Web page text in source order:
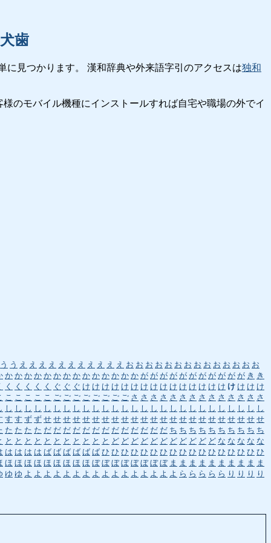
歯
見つかります。 漢和辞典や外来語字引のアクセスは独和
様のモバイル機種にインストールすれば自宅や職場の外でイ
う う え え え え え え え え え え え お お お お お お お お お お お お お お
か か か か か か か か か か か か か か が が が が が が が が が が が き き
く く く く く ぐ ぐ ぐ け け け け け け け け け け け け け け け け け け け
こ こ こ こ こ ご ご ご ご ご ご ご ご さ さ さ さ さ さ さ さ さ さ さ さ さ さ
し し し し し し し し し し し し し し し し し し し し し し し し し し し
す す ず ず せ せ せ せ せ せ せ せ せ せ せ せ せ せ せ せ せ せ せ せ せ せ せ
た た た た だ だ だ だ だ だ だ だ だ だ だ だ だ ち ち ち ち ち ち ち ち ち ち
と と と と と と と と と と と ど ど ど ど ど ど ど ど ど ど ど な な な な な
は は は は ば ば ば ば ば ば ひ ひ ひ ひ ひ ひ ひ ひ ひ ひ ひ ひ ひ ひ ひ ひ ひ
ほ ほ ほ ほ ほ ほ ほ ほ ほ ぼ ぼ ぼ ぼ ぼ ぼ ぼ ぼ ま ま ま ま ま ま ま ま ま ま
ゆ ゆ よ よ よ よ よ よ よ よ よ よ よ よ よ よ よ よ ら ら ら ら ら り り り り